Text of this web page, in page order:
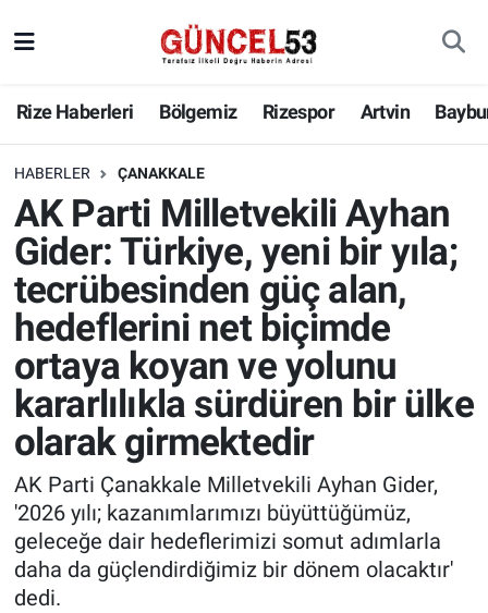
Rize Haberleri Bölgemiz Rizespor Artvin
HABERLER ÇANAKKALE
AK Parti Milletvekili Ayhan
Gider: Türkiye, yeni bir yıla;
tecrübesinden güç alan,
hedeflerini net biçimde
ortaya koyan ve yolunu
kararlılıkla sürdüren bir ülke
olarak girmektedir
AK Parti Çanakkale Milletvekili Ayhan Gider,
'2026 yılı; kazanımlarımızı büyüttüğümüz,
geleceğe dair hedeflerimizi somut adımlarla
daha da güçlendirdiğimiz bir dönem olacaktır'
dedi.